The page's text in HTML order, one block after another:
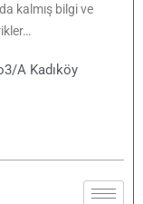
kalmış bilgi ve
A Kadıköy